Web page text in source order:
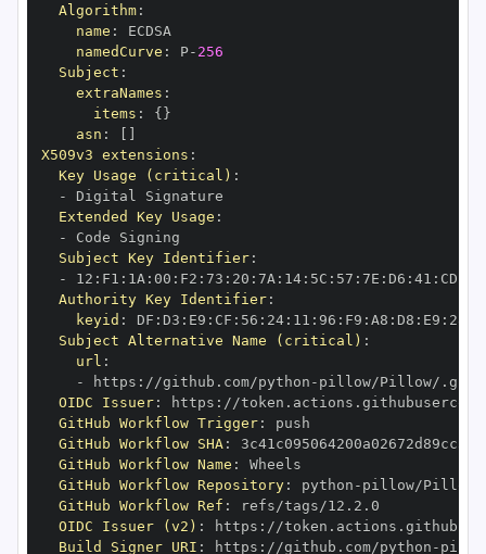
Algorithm:
name :
namedCurve : P- 256
Subject :
extraNames :
items : { }
asn :
X509v3 extensions :
Key Usage (critical) :
-
Extended Key Usage :
-
Subject Key Identifier:
-
12 : F1 : 1A : 00 : F2 : 73 : 20 : 7A : 14: 5C : 57 : 7E : D6 : 41 : CD
Authority Key Identifier:
keyid : DF : D3 : E9 : CF : 56 : 24: 11 : 96 : F9 : A8 : D8 : E9 : 28
Subject Alternative Name (critical) :
url :
-
https : //github.com/python -
OIDC Issuer: https :
GitHub Workflow Trigger:
GitHub Workflow SHA:
GitHub Workflow Name :
GitHub Workflow Repository: python -
GitHub Workflow Ref :
OIDC Issuer (v2) : https :
Build Signer URI : https : //github.com/python -